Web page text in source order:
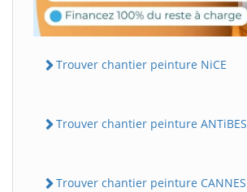
Trouver chantier peinture NiCE
Trouver chantier peinture ANTiBES
Trouver chantier peinture CANNES